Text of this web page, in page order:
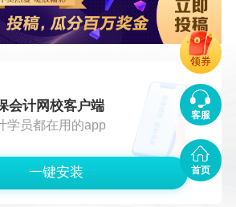
况，需要变更调整或单独确定
另行通告。
、内容不断变化与调整，正保
上信息仅供参考，如有异议，
公布的内容为准！
会计网校客户端
学员都在用的app
一键安装
客服
首页
领券